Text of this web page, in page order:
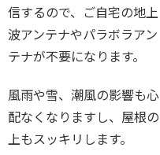
信するので、ご自宅の地上
波アンテナやパラボラアン
テナが不要になります。
風雨や雪、潮風の影響も心
配なくなりますし、屋根の
上もスッキリします。